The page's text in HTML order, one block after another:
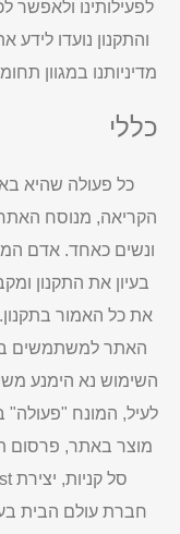
לפעילותינו ולאפשר
והתקנון נועדו
מדיניותנו במגוון
כללי
כל פעולה שהיא
הקריאה, מנוסח האתר
ונשים כאחד. אדם
בעיון את התקנון
את כל האמור בתקנון.
האתר למשתמשים
השימוש נא הימנע
לעיל, המונח "פעולה"
מוצר באתר, פרסום
חברת עולם הבית